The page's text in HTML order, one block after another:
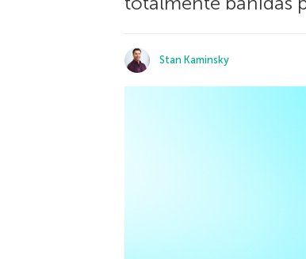
Stan Kaminsky